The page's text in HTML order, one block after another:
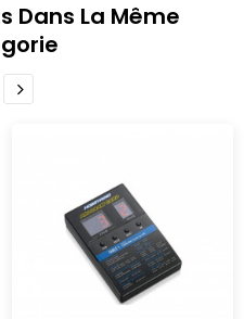
Dans La Même